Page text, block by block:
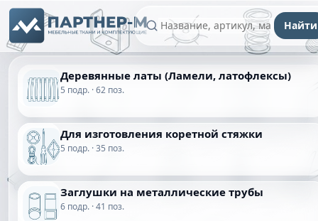
Найти
Деревянные латы (Ламели, латофлексы)
5 подр. · 62 поз.
Для изготовления коретной стяжки
5 подр. · 35 поз.
Заглушки на металлические трубы
6 подр. · 41 поз.